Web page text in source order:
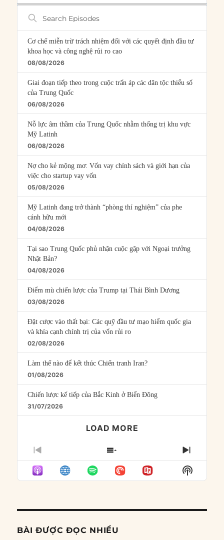
Search
Episodes
Cơ chế miễn trừ trách nhiệm đối với các quyết định đầu tư
khoa học và công nghệ rủi ro cao
08/08/2026
Giai đoạn tiếp theo trong cuộc trấn áp các dân tộc thiểu số
của Trung Quốc
06/08/2026
Nỗ lực âm thầm của Trung Quốc nhằm thống trị khu vực
Mỹ Latinh
06/08/2026
Nợ cho kẻ mộng mơ: Vốn vay chính sách và giới hạn của
việc cho startup vay vốn
05/08/2026
Mỹ Latinh đang trở thành “phòng thí nghiệm” của phe
cánh hữu mới
04/08/2026
Tại sao Trung Quốc phủ nhận cuộc gặp với Ngoại trưởng
Nhật Bản?
04/08/2026
Điểm mù chiến lược của Trump tại Thái Bình Dương
03/08/2026
Đặt cược vào thất bại: Các quỹ đầu tư mạo hiểm quốc gia
và khía cạnh chính trị của vốn rủi ro
02/08/2026
Làm thế nào để kết thúc Chiến tranh Iran?
01/08/2026
Chiến lược kế tiếp của Bắc Kinh ở Biển Đông
31/07/2026
LOAD MORE
PREVIOUS
EPISODE
SHOW
EPISODES
LIST
NEXT
Show
Podcast
BÀI ĐƯỢC ĐỌC NHIỀU